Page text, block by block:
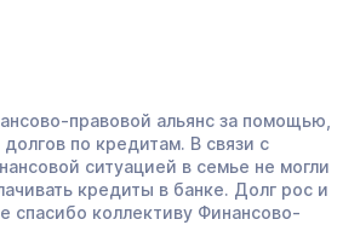
правовой альянс за помощью,
по кредитам. В связи с
ситуацией в семье не могли
кредиты в банке. Долг рос и
спасибо коллективу Финансово-